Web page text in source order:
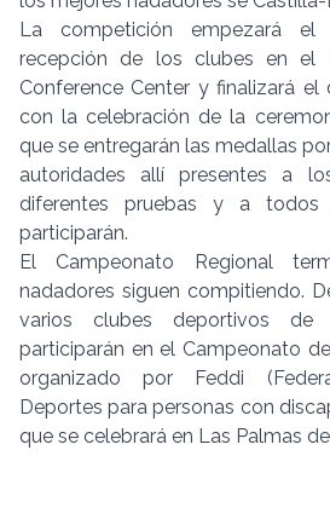
La competición empezará
recepción de los clubes en el
Conference Center y finalizará
con la celebración de la
que se entregarán las medallas
autoridades allí presentes a
diferentes pruebas y a todos
participarán.
El Campeonato Regional
nadadores siguen compitiendo.
varios clubes deportivos de
participarán en el Campeonato
organizado por Feddi
Deportes para personas con
que se celebrará en Las Palmas